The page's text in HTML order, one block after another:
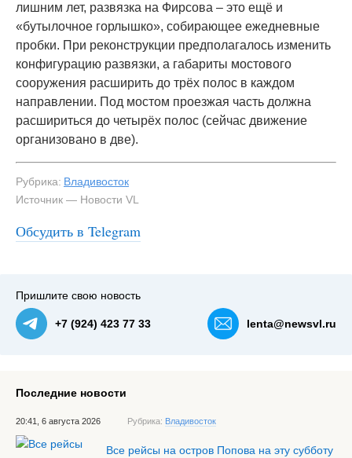
лишним лет, развязка на Фирсова – это ещё и
«бутылочное горлышко», собирающее ежедневные
пробки. При реконструкции предполагалось изменить
конфигурацию развязки, а габариты мостового
сооружения расширить до трёх полос в каждом
направлении. Под мостом проезжая часть должна
расшириться до четырёх полос (сейчас движение
организовано в две).
Рубрика: Владивосток
Источник — Новости VL
Обсудить в Telegram
#3
Пришлите свою новость
+7 (924) 423 77 33 lenta@newsvl.ru
Последние новости
20:41, 6 августа 2026 Рубрика: Владивосток
Все рейсы на остров Попова на эту субботу